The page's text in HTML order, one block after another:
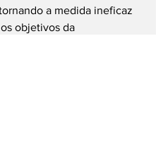
a medida ineficaz
objetivos da